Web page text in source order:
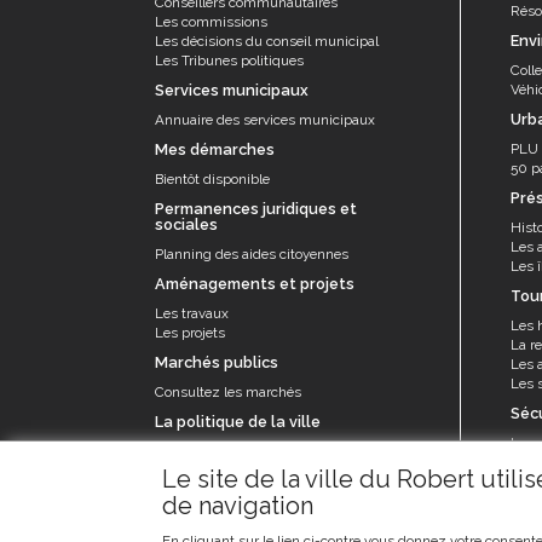
Le site de la ville du Robert
de navigation
Les commissions
Les décisions du conseil municipal
Les Tribunes politiques
Services municipaux
Annuaire des services municipaux
Mes démarches
Bientôt disponible
Permanences juridiques et
sociales
Planning des aides citoyennes
Aménagements et projets
Les travaux
Les projets
Marchés publics
Consultez les marchés
La politique de la ville
PLU
50
Les
Les
Les
La
Les
Les
La